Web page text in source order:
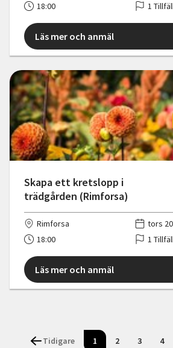
18:00
1
Läs mer och anmäl
Skapa ett kretslopp i
trädgården (Rimforsa)
Rimforsa
tors
18:00
1
Läs mer och anmäl
Tidigare 1 2 3 4